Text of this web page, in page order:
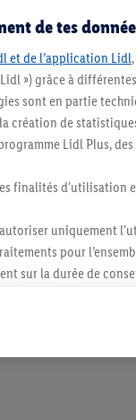
un ménage.
de tes
et de l’application Lidl
») grâce à
sont en partie
création de
Lidl Plus,
finalités
uniquement
pour
sur la durée de